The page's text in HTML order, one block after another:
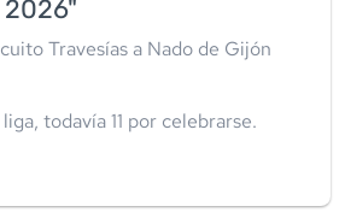
2026"
Travesías a Nado de Gijón
, todavía11 por celebrarse.